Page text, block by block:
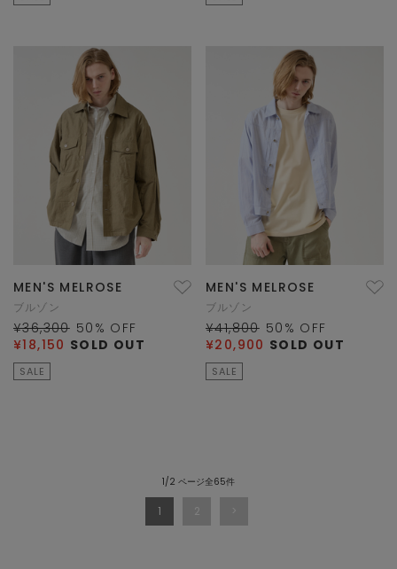
MEN'S MELROSE
ブルゾン
¥36,300 50 % OFF
¥18,150 SOLD OUT
SALE
MEN'S MELROSE
ブルゾン
¥41,800 50 % OFF
¥20,900 SOLD OUT
SALE
1/2 ページ全65件
1 2